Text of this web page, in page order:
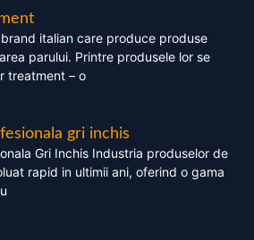
italian care produce produse
parului. Printre produsele lor se
treatment – o
gri inchis
Gri Inchis Industria produselor de
rapid in ultimii ani, oferind o gama